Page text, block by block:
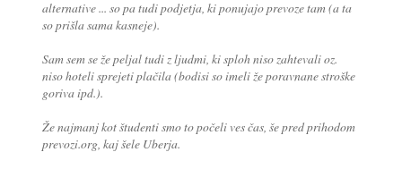
alternative ... so pa tudi podjetja, ki ponujajo prevoze tam (a ta
so prišla sama kasneje).
Sam sem se že peljal tudi z ljudmi, ki sploh niso zahtevali oz.
niso hoteli sprejeti plačila (bodisi so imeli že poravnane stroške
goriva ipd.).
Že najmanj kot študenti smo to počeli ves čas, še pred prihodom
prevozi.org, kaj šele Uberja.